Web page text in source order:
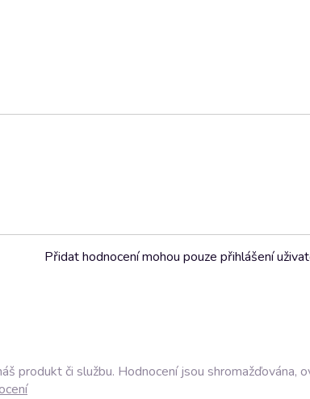
Přidat hodnocení mohou pouze přihlášení
produkt či službu. Hodnocení jsou shromažďována,